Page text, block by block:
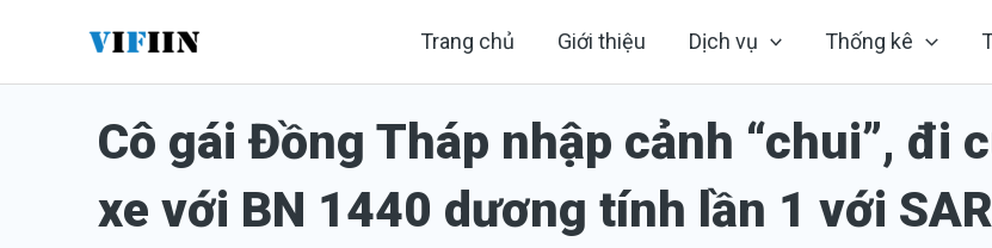
Trang chủ Giới thiệu Dịch vụ Thống kê
Cô gái Đồng Tháp nhập cảnh “chui”, đi
xe với BN 1440 dương tính lần 1 với